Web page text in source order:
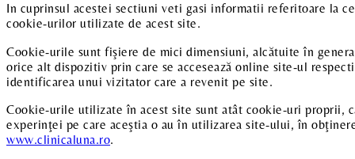
In cuprinsul acestei sectiuni veti gasi informatii referitoare la
cookie-urilor utilizate de acest site.
Cookie-urile sunt fişiere de mici dimensiuni, alcătuite în
orice alt dispozitiv prin care se accesează online site-ul
identificarea unui vizitator care a revenit pe site.
Cookie-urile utilizate în acest site sunt atât cookie-uri
experinţei pe care aceştia o au în utilizarea site-ului, în
www.clinicaluna.ro.